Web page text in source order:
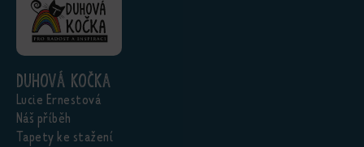
Duhová kočka
Lucie Ernestová
Náš příběh
Tapety ke stažení